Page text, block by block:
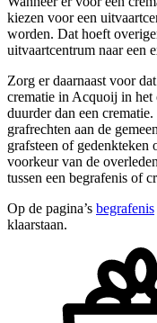
kiezen voor een
worden. Dat hoeft
uitvaartcentrum naar een
Zorg er daarnaast voor
crematie in Acquoij in het
duurder dan een
grafrechten aan de
grafsteen of gedenkteken
voorkeur van de
tussen een begrafenis of
Op de pagina’s begrafenis
klaarstaan.